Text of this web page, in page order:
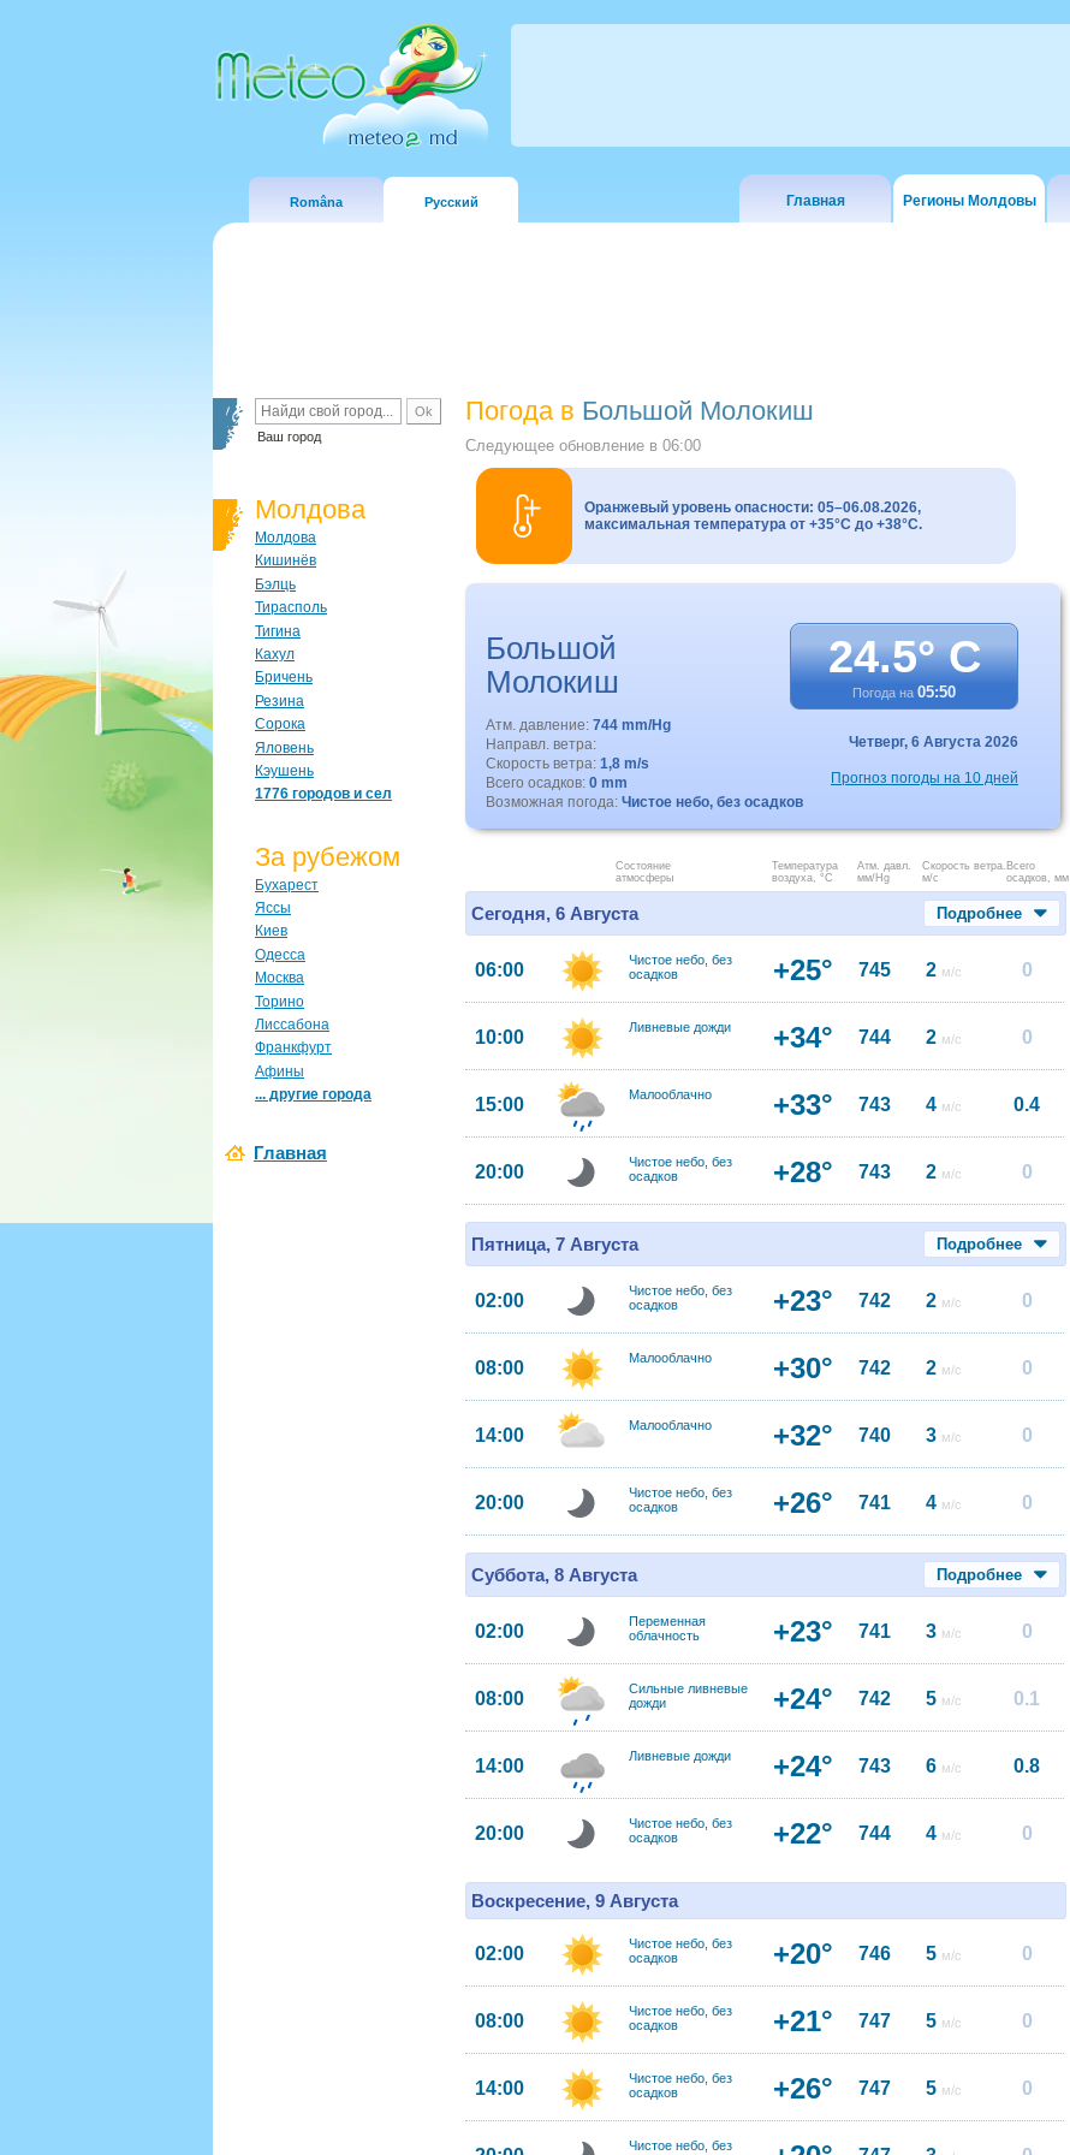
Româna Русский Главная Регионы Молдовы
Ваш город
Молдова
Молдова
Кишинёв
Бэлць
Тирасполь
Тигина
Кахул
Бричень
Резина
Сорока
Яловень
Кэушень
1776 городов и сел
За рубежом
Бухарест
Яссы
Киев
Одесса
Москва
Торино
Лиссабона
Франкфурт
Афины
... другие города
Главная
Погода в Большой Молокиш
Следующее обновление в 06:00
Оранжевый уровень опасности: 05–06.08.2026,
максимальная температура от +35°C до +38°C.
Большой
Молокиш
24.5° C
Погода на 05:50
Атм. давление: 744 mm/Hg
Направл. ветра:
Скорость ветра: 1,8 m/s
Всего осадков: 0 mm
Возможная погода: Чистое небо, без осадков
Четверг, 6 Августа 2026
Прогноз погоды на 10 дней
Состояние
атмосферы
Температура
воздуха, °C
Атм. давл.
мм/Hg
Скорость ветра.
м/с
Всего
осадков, мм
Сегодня, 6 Августа Подробнее
06:00
Чистое небо, без
осадков
+25° 745 2 м/с 0
10:00 Ливневые дожди +34° 744 2 м/с 0
15:00 Малооблачно +33° 743 4 м/с 0.4
20:00
Чистое небо, без
осадков
+28° 743 2 м/с 0
Пятница, 7 Августа Подробнее
02:00
Чистое небо, без
осадков
+23° 742 2 м/с 0
08:00 Малооблачно +30° 742 2 м/с 0
14:00 Малооблачно +32° 740 3 м/с 0
20:00
Чистое небо, без
осадков
+26° 741 4 м/с 0
Суббота, 8 Августа Подробнее
02:00
Переменная
облачность
+23° 741 3 м/с 0
08:00
Сильные ливневые
дожди
+24° 742 5 м/с 0.1
14:00 Ливневые дожди +24° 743 6 м/с 0.8
20:00
Чистое небо, без
осадков
+22° 744 4 м/с 0
Воскресение, 9 Августа
02:00
Чистое небо, без
осадков
+20° 746 5 м/с 0
08:00
Чистое небо, без
осадков
+21° 747 5 м/с 0
14:00
Чистое небо, без
осадков
+26° 747 5 м/с 0
Чистое небо, без